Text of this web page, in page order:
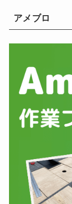
アメブロ